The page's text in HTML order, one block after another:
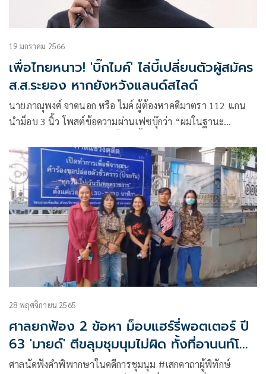
19 มกราคม 2566
เพื่อไทยหนาว! 'บิ๊กไมค์' ไล่บี้เปลี่ยนตัวผู้สมัคร
ส.ส.ระยอง หากยังหวังแลนด์สไลด์
นายภาณุพงศ์ จาดนอก หรือ ไมค์ ผู้ต้องหาคดีมาตรา 112 แกน
นำม็อบ 3 นิ้ว โพสต์ข้อความผ่านเฟซบุ๊กว่า “ผมในฐานะ
ไปยัง พรรคเพื่อไทย ขอให้ทบทวนการส่งนายวิชัย ล้ำสุทธิ เป็นผู้
สมัคร สส. ในจังหวัดระยอง”
28 พฤศจิกายน 2565
ศาลยกฟ้อง 2 ข้อหา ม็อบแฮร์รี่พอตเตอร์ ปี
63 'มายด์' ตีขลุมชุมนุมไม่ผิด ทั้งที่อานนท์โดน
คดี 112,116
ศาลนัดฟังคำพิพากษาในคดีการชุมนุม #เสกคาถาผู้พิทักษ์